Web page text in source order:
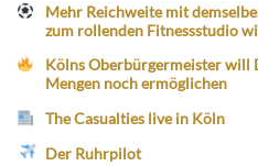
Mehr Reichweite mit
zum rollenden Fitnessstudio
Kölns Oberbürgermeister will
Mengen noch ermöglichen
The Casualties live in Köln
Der Ruhrpilot